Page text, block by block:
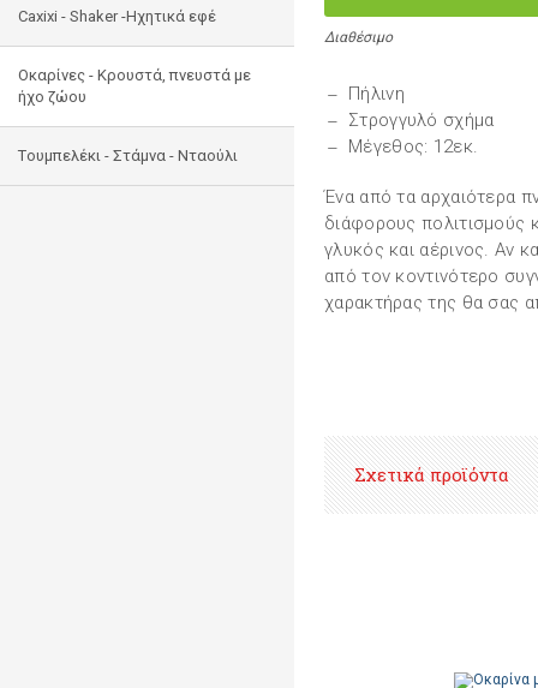
Caxixi - Shaker -Ηχητικά εφέ
Οκαρίνες - Κρουστά, πνευστά με
ήχο ζώου
Tουμπελέκι - Στάμνα - Νταούλι
Διαθέσιμο
Πήλινη
Στρογγυλό σχήμα
Μέγεθος: 12εκ.
Ένα από τα αρχαιότερα
διάφορους πολιτισμούς
γλυκός και αέρινος. Αν
από τον κοντινότερο
χαρακτήρας της θα σας
Σχετικά προϊόντα